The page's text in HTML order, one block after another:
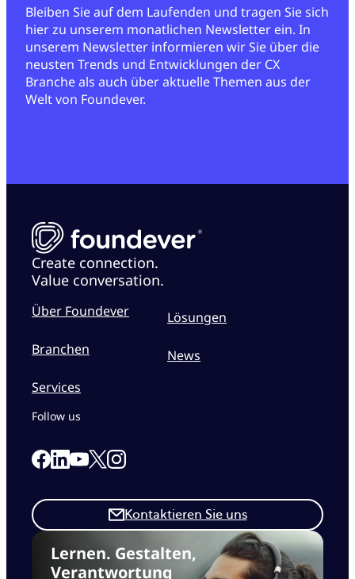
Bleiben Sie auf dem Laufenden und tragen Sie sich
hier zu unserem monatlichen Newsletter ein. In
unserem Newsletter informieren wir Sie über die
neusten Trends und Entwicklungen der CX
Branche als auch über aktuelle Themen aus der
Welt von Foundever.
Create connection.
Value conversation.
Über Foundever
Branchen
Services
Lösungen
News
Lernen. Gestalten,
Verantwortung
Kontaktieren Sie uns
Follow us
Link to our Facebook page
Link to our Linkedin page
Link to our Youtube page
Link to our X page
Link to our Instagram page